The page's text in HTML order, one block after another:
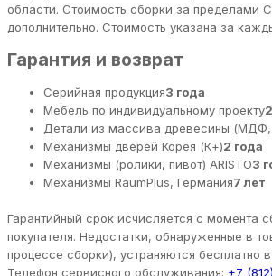
области. Стоимость сборки за пределами
дополнительно. Стоимость указана за
Гарантия и возврат
Серийная продукция3 года
Мебель по индивидуальному проекту
Детали из массива древесины (МДФ,
Механизмы дверей Корея (К+)2 года
Механизмы (ролики, пивот) ARISTO3
Механизмы RaumPlus, Германия7 лет
Гарантийный срок исчисляется с момента
покупателя. Недостатки, обнаруженные в
процессе сборки), устраняются бесплатно
Телефон сервисного обслуживания: +7